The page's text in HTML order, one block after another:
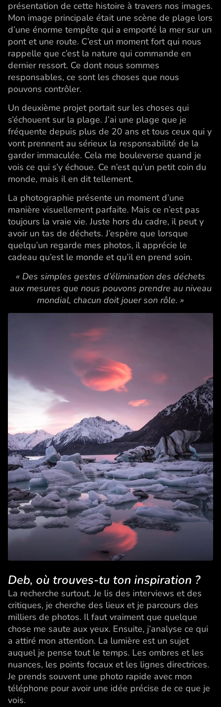
présentation de cette histoire à travers nos images.
Mon image principale était une scène de plage lors
d’une énorme tempête qui a emporté la mer sur un
pont et une route. C’est un moment fort qui nous
rappelle que c’est la nature qui commande en
dernier ressort. Ce dont nous sommes
responsables, ce sont les choses que nous
pouvons contrôler.
Un deuxième projet portait sur les choses qui
s’échouent sur la plage. J’ai une plage que je
fréquente depuis plus de 20 ans et tous ceux qui y
vont prennent au sérieux la responsabilité de la
garder immaculée. Cela me bouleverse quand je
vois ce qui s’y échoue. Ce n’est qu’un petit coin du
monde, mais il en dit tellement.
La photographie présente un moment d’une
manière visuellement parfaite. Mais ce n’est pas
toujours la vraie vie. Juste hors du cadre, il peut y
avoir un tas de déchets. J’espère que lorsque
quelqu’un regarde mes photos, il apprécie le
cadeau qu’est le monde et qu’il en prend soin.
« Des simples gestes d’élimination des déchets
aux mesures que nous pouvons prendre au niveau
mondial, chacun doit jouer son rôle. »
Deb, où trouves-tu ton inspiration ?
La recherche surtout. Je lis des interviews et des
critiques, je cherche des lieux et je parcours des
milliers de photos. Il faut vraiment que quelque
chose me saute aux yeux. Ensuite, j’analyse ce qui
a attiré mon attention. La lumière est un sujet
auquel je pense tout le temps. Les ombres et les
nuances, les points focaux et les lignes directrices.
Je prends souvent une photo rapide avec mon
téléphone pour avoir une idée précise de ce que je
vois.